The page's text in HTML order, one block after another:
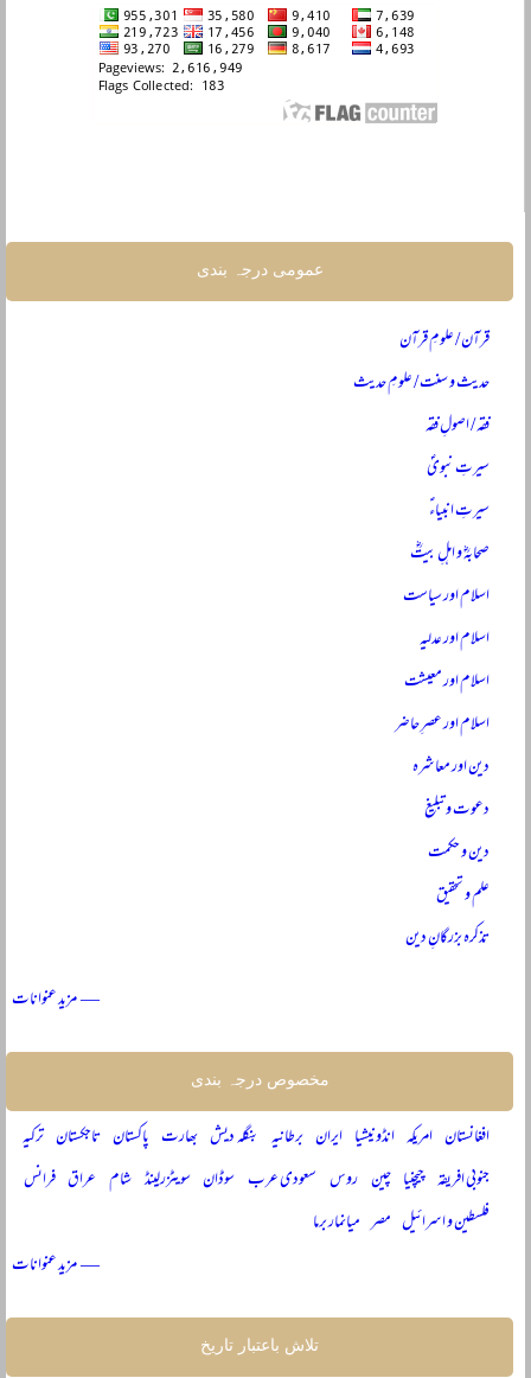
عمومی درجہ بندی
قرآن / علومِ قرآن
حدیث و سنت / علومِ حدیث
فقہ / اصولِ فقہ
سیرتِ نبویؐ
سیرتِ انبیاءؑ
صحابہؓ و اہلِ بیتؓ
اسلام اور سیاست
اسلام اور عدلیہ
اسلام اور معیشت
اسلام اور عصرِ حاضر
دین اور معاشرہ
دعوت و تبلیغ
دین و حکمت
علم و تحقیق
تذکرہ بزرگانِ دین
— مزید عنوانات
مخصوص درجہ بندی
افغانستان امریکہ انڈونیشیا ایران برطانیہ بنگلہ دیش بھارت پاکستان تاجکستان ترکیہ
جنوبی افریقہ چیچنیا چین روس سعودی عرب سوڈان سویٹزرلینڈ شام عراق فرانس
فلسطین و اسرائیل مصر میانمار برما
— مزید عنوانات
تلاش باعتبار تاریخ